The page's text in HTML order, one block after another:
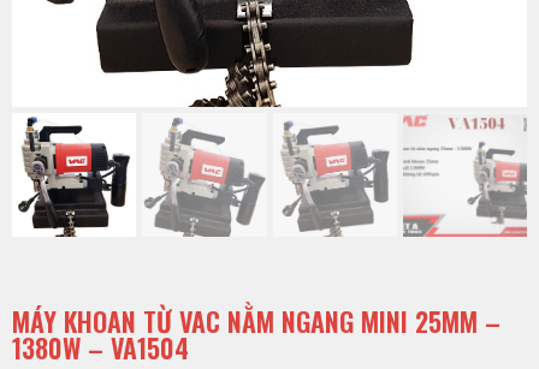
MÁY KHOAN TỪ VAC NẰM NGANG MINI 25MM –
1380W – VA1504